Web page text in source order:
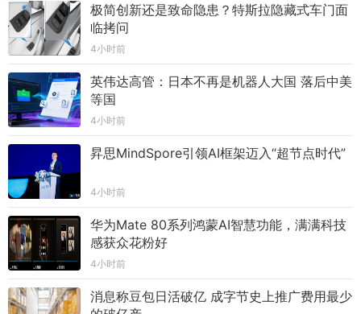
极简创新还是致命隐患？特斯拉隐藏式车门面
临拷问
4小时前
英伟达高管：日本不再是机器人大国 落后中美
等国
4小时前
昇思MindSpore引领AI框架迈入“超节点时代”
4小时前
华为Mate 80系列鸿蒙AI智慧功能，满满科技
感获众花粉好
4小时前
消息称豆包日活破亿 成字节史上推广费用最少